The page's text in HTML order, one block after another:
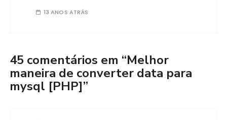
13 ANOS ATRÁS
45 comentários em “Melhor
maneira de converter data para
mysql [PHP]”